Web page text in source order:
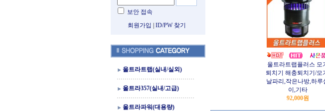
보안 접속
회원가입
ID/PW 찾기
울트라트랩(실내/실외)
울트라357(실내/고급)
울트라파워(대용량)
울트라트랩플러스 모
퇴치기 해충퇴치기/모
날파리,작은나방,하루
이,기타
92,000원